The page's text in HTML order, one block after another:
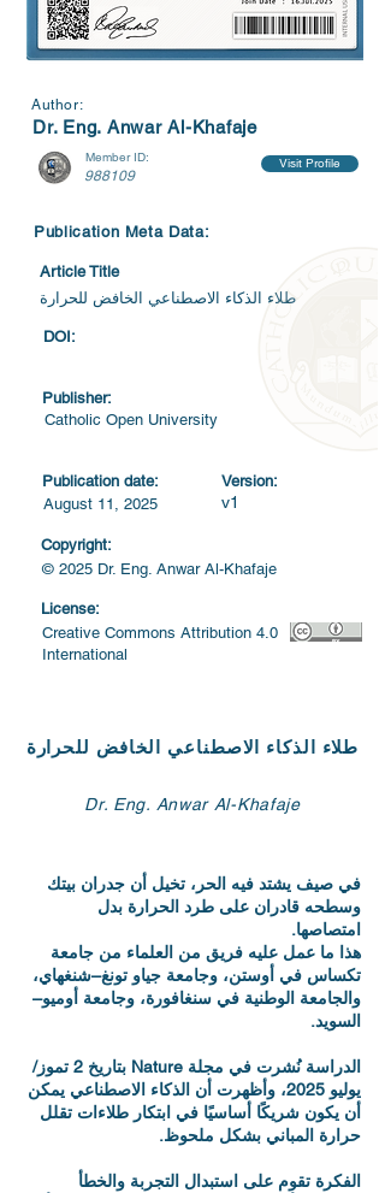
Author:
Dr. Eng. Anwar Al-Khafaje
Member ID:
988109
Visit Profile
Publication Meta Data:
Article Title
DOI:
Publisher:
Catholic Open University
Publication date:
August 11, 2025
v1
Version:
Copyright:
© 2025 Dr. Eng. Anwar Al-Khafaje
License:
Creative Commons Attribution 4.0
International
Dr. Eng. Anwar Al-Khafaje
‫في صيف يشتد فيه الحر، تخيل أن جدران بيتك
وسطحه قادران على طرد الحرارة بدل
امتصاصها.
هذا ما عمل عليه فريق من العلماء من جامعة
تكساس في أوستن، وجامعة جياو تونغ–شنغهاي،
والجامعة الوطنية في سنغافورة، وجامعة أوميو–
السويد.‬
‫الدراسة نُشرت في مجلة Nature بتاريخ 2 تموز/
يوليو 2025، وأظهرت أن الذكاء الاصطناعي يمكن
أن يكون شريكًا أساسيًا في ابتكار طلاءات تقلل
حرارة المباني بشكل ملحوظ.‬
‫الفكرة تقوم على استبدال التجربة والخطأ